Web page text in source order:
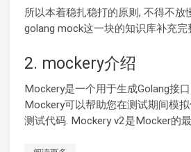
所以本着稳扎稳打的原则, 不得不放
golang mock这一块的知识库补充完
2. mockery介绍
Mockery是一个用于生成Golang接
Mockery可以帮助您在测试期间模
测试代码. Mockery v2是Mocker的